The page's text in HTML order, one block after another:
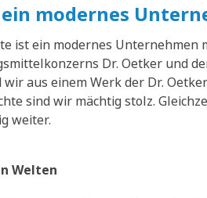
modernes
ist ein modernes Unternehmen
Dr. Oetker und
wir aus einem Werk der Dr.
sind wir mächtig stolz.
weiter.
Welten